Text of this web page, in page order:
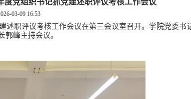
度党组织书记抓党建述职评议考核工作会议
03-09 16:53
述职评议考核工作会议在第三会议室召开。学院党委书
峰主持会议。